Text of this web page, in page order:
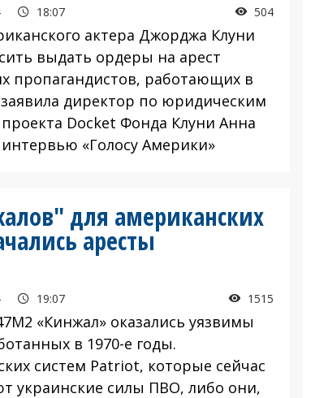
18:07 504
актера Джорджа Клуни
выдать ордеры на арест
пропагандистов, работающих в
директор по юридическим
Docket Фонда Клуни Анна
«Голосу Америки»
для американских
аресты
19:07 1515
«Кинжал» оказались уязвимы
в 1970-е годы.
систем Patriot, которые сейчас
украинские силы ПВО, либо они,